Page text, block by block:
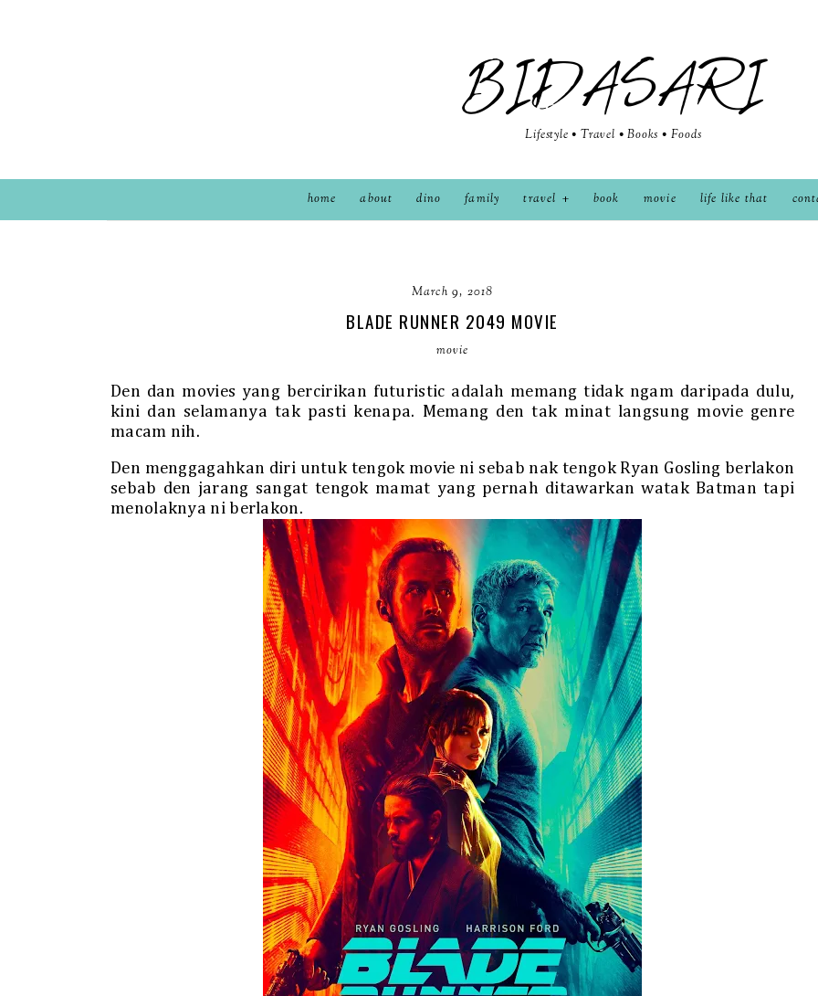
BIDASARI
Lifestyle • Travel • Books • Foods
home about dino family travel book movie life like that
March 9, 2018
BLADE RUNNER 2049 MOVIE
movie
Den dan movies yang bercirikan futuristic adalah memang tidak ngam daripada dulu,
kini dan selamanya tak pasti kenapa. Memang den tak minat langsung movie genre
macam nih.
Den menggagahkan diri untuk tengok movie ni sebab nak tengok Ryan Gosling berlakon
sebab den jarang sangat tengok mamat yang pernah ditawarkan watak Batman tapi
menolaknya ni berlakon.